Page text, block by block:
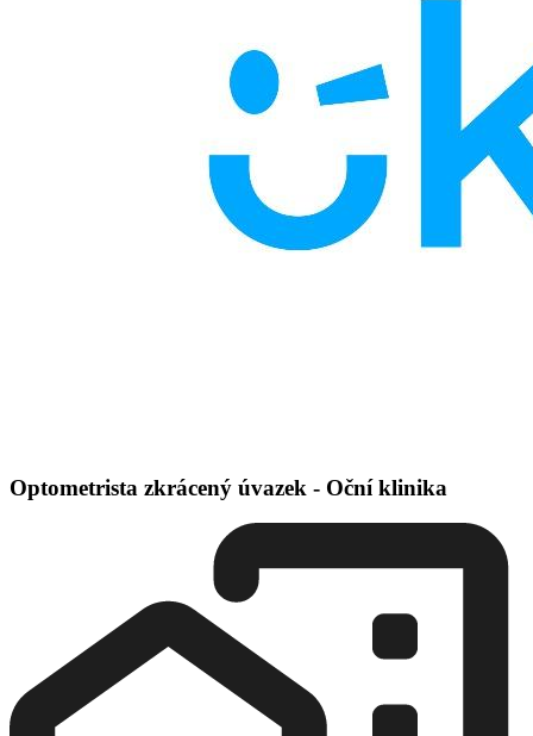
Optometrista zkrácený úvazek - Oční klinika